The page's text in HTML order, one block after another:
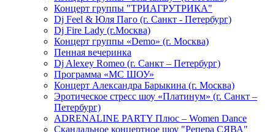
Концерт группы "ТРИАГРУТРИКА"
Dj Feel & Юля Паго (г. Санкт - Петербург)
Dj Fire Lady (г.Москва)
Концерт группы «Demo» (г. Москва)
Пенная вечеринка
Dj Alexey Romeo (г. Санкт – Петербург)
Программа «МС ШОУ»
Концерт Александра Барыкина (г. Москва)
Эротическое стресс шоу «Платинум» (г. Санкт –
Петербург)
ADRENALINE PARTY Плюс – Women Dance
Скандальное концертное шоу "Репера СЯВА"